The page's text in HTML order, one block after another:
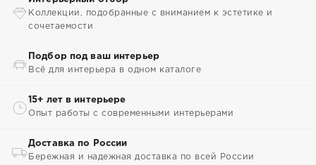
Коллекции, подобранные с вниманием к эстетике и
сочетаемости
Подбор под ваш интерьер
Всё для интерьера в одном каталоге
15+ лет в интерьере
Опыт работы с современными интерьерами
Доставка по России
Бережная и надежная доставка по всей России